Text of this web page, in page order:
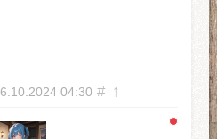
04:30 # ↑